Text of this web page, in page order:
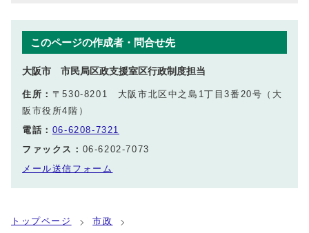
このページの作成者・問合せ先
大阪市 市民局区政支援室区行政制度担当
住所： 〒530-8201 大阪市北区中之島1丁目3番20号（大
阪市役所4階）
電話： 06-6208-7321
ファックス： 06-6202-7073
メール送信フォーム
トップページ
市政